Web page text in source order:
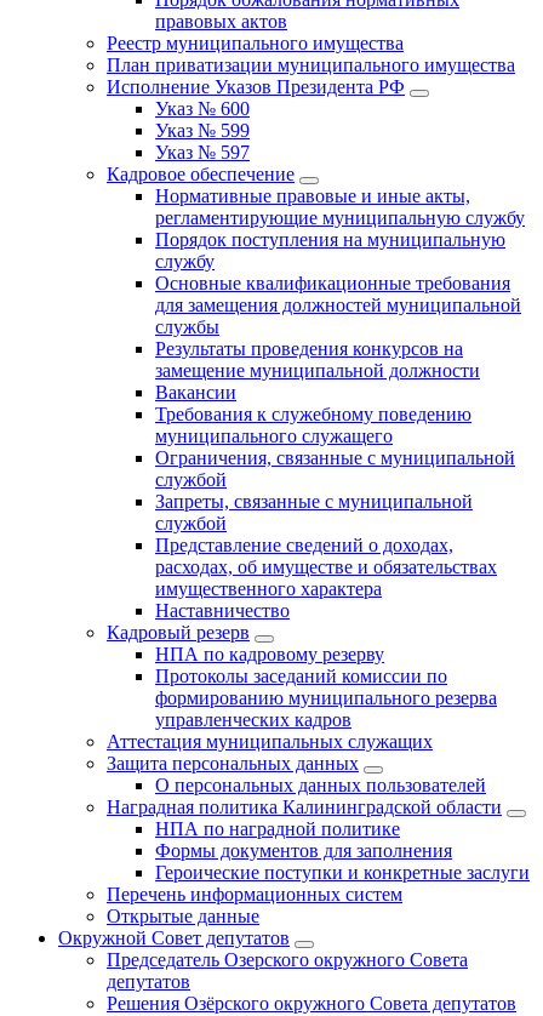
правовых актов
Реестр муниципального имущества
План приватизации муниципального имущества
Исполнение Указов Президента РФ
Указ № 600
Указ № 599
Указ № 597
Кадровое обеспечение
Нормативные правовые и иные акты,
регламентирующие муниципальную службу
Порядок поступления на муниципальную
службу
Основные квалификационные требования
для замещения должностей муниципальной
службы
Результаты проведения конкурсов на
замещение муниципальной должности
Вакансии
Требования к служебному поведению
муниципального служащего
Ограничения, связанные с муниципальной
службой
Запреты, связанные с муниципальной
службой
Представление сведений о доходах,
расходах, об имуществе и обязательствах
имущественного характера
Наставничество
Кадровый резерв
НПА по кадровому резерву
Протоколы заседаний комиссии по
формированию муниципального резерва
управленческих кадров
Аттестация муниципальных служащих
Защита персональных данных
О персональных данных пользователей
Наградная политика Калининградской области
НПА по наградной политике
Формы документов для заполнения
Героические поступки и конкретные заслуги
Перечень информационных систем
Открытые данные
Окружной Совет депутатов
Председатель Озерского окружного Совета
депутатов
Решения Озёрского окружного Совета депутатов